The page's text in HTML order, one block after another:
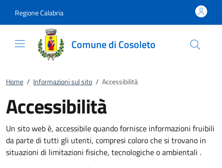
Regione Calabria
Comune di Cosoleto
Home / Informazioni sul sito / Accessibilità
Accessibilità
Un sito web è, accessibile quando fornisce informazioni fruibili
da parte di tutti gli utenti, compresi coloro che si trovano in
situazioni di limitazioni fisiche, tecnologiche o ambientali .